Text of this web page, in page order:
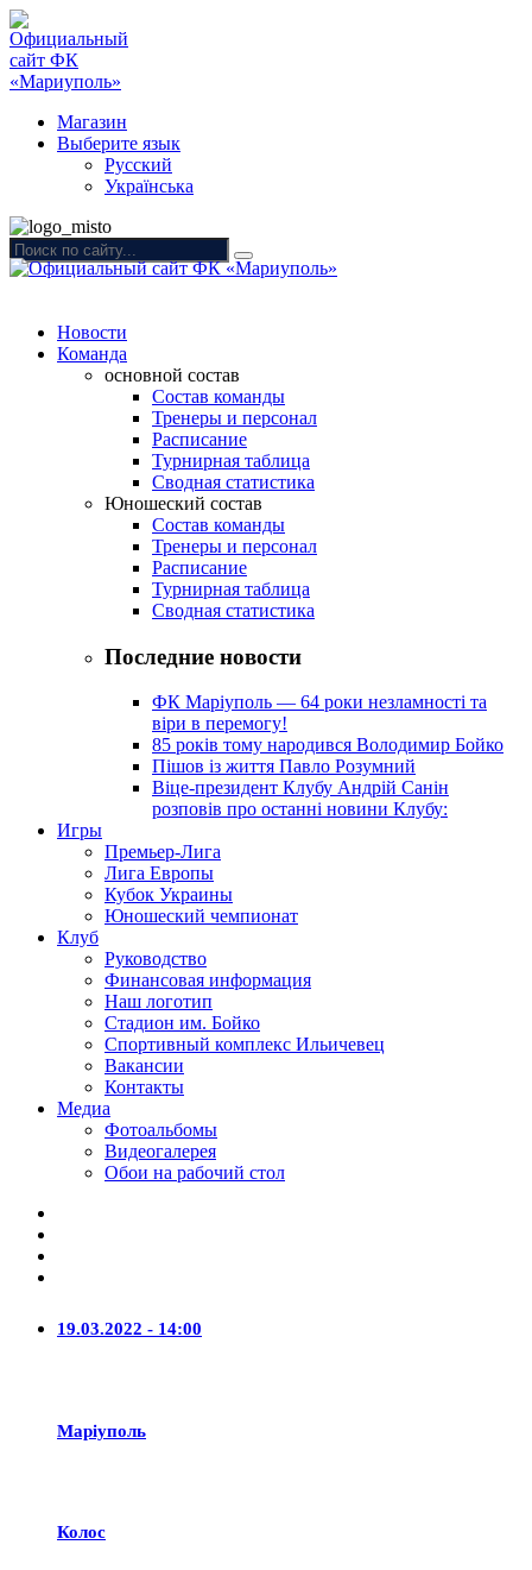
Магазин
Выберите язык
Русский
Українська
Новости
Команда
основной состав
Состав команды
Тренеры и персонал
Расписание
Турнирная таблица
Сводная статистика
Юношеский состав
Состав команды
Тренеры и персонал
Расписание
Турнирная таблица
Сводная статистика
Последние новости
ФК Маріуполь — 64 роки незламності та
віри в перемогу!
85 років тому народився Володимир Бойко
Пішов із життя Павло Розумний
Віце-президент Клубу Андрій Санін
розповів про останні новини Клубу:
Игры
Премьер-Лига
Лига Европы
Кубок Украины
Юношеский чемпионат
Клуб
Руководство
Финансовая информация
Наш логотип
Стадион им. Бойко
Спортивный комплекс Ильичевец
Вакансии
Контакты
Медиа
Фотоальбомы
Видеогалерея
Обои на рабочий стол
19.03.2022 - 14:00
Маріуполь
Колос